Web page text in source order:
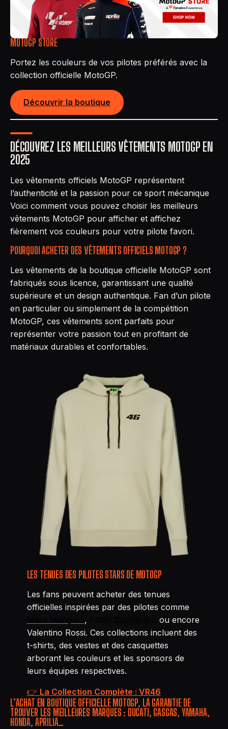
MOTOGP STORE
Portez les couleurs de vos pilotes préférés avec la
collection officielle MotoGP.
Découvrir la boutique
DÉCOUVREZ LES MEILLEURS VÊTEMENTS MOTOGP EN
2025
Les vêtements officiels MotoGP représentent
l’authenticité et la passion pour ce sport mécanique
Voici comment vous pouvez choisir les meilleurs
vêtements MotoGP pour afficher et affichez
fièrement vos couleurs pour votre pilote favori.
POURQUOI ACHETER DES VÊTEMENTS OFFICIELS MOTOGP ?
Les vêtements de la boutique officielle MotoGP sont
fabriqués sous licence, garantissant une qualité
supérieure et un design authentique. Fan d’un pilote
en particulier ou simplement de la compétition
MotoGP, ces vêtements sont parfaits pour
représenter votre passion tout en profitant de
matériaux durables et confortables.
LES TENUES DES PILOTES STARS DE MOTOGP
Les fans peuvent acheter des tenues
officielles inspirées par des pilotes comme
,
ou encore
Valentino Rossi. Ces collections incluent des
t-shirts, des vestes et des casquettes
arborant les couleurs et les sponsors de
leurs équipes respectives.
👉 La Collection Complète : VR46
L’ACHAT EN BOUTIQUE OFFICIELLE MOTOGP, LA GARANTIE DE
TROUVER LES MEILLEURES MARQUES : DUCATI, GASGAS, YAMAHA,
HONDA, APRILIA…